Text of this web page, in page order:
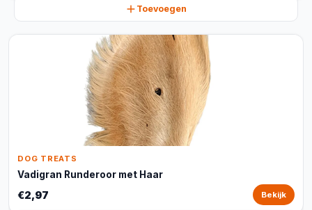
Toevoegen
DOG TREATS
Vadigran Runderoor met Haar
€2,97 Bekijk